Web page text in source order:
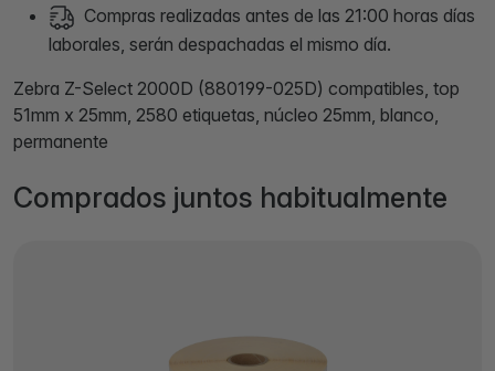
Compras realizadas antes de las 21:00 horas días
laborales, serán despachadas el mismo día.
Zebra Z-Select 2000D (880199-025D) compatibles, top
51mm x 25mm, 2580 etiquetas, núcleo 25mm, blanco,
permanente
Comprados juntos habitualmente